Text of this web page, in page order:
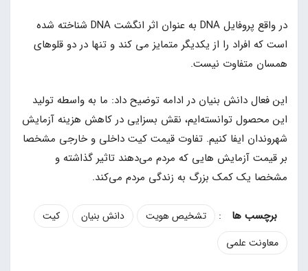
در واقع پروفایل DNA به عنوان اثر انگشت DNA شناخته شده
است که افراد را از یکدیگر متمایز می کند و تنها در دو قلوهای
همسان متفاوت نیست.
این فعال دانش بنیان در ادامه توضیح داد: ما به واسطه تولید
این محصول توانسته‌ایم، نقش بسزایی در کاهش هزینه آزمایش
شهروندان ایفا کنیم. تفاوت قیمت کیت داخلی و خارجی مشخصا
بر قیمت آزمایش هایی که مردم می‌دهند تاثیر گذاشته و
مشخصا یک کمک بزرگ به زندگی مردم می‌کند.
: تشخیص هویت دانش بنیان
کیت
معاونت علمی